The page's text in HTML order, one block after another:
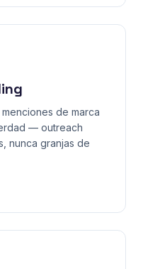
de marca
— outreach
nunca granjas de